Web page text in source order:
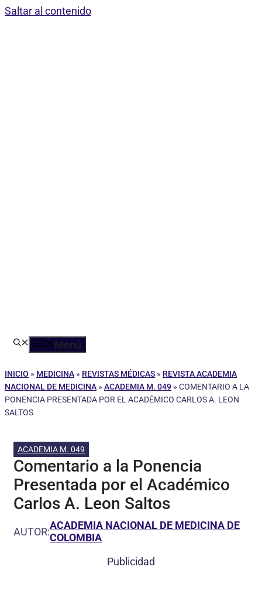
Saltar al contenido
Menú
INICIO » MEDICINA » REVISTAS MÉDICAS » REVISTA ACADEMIA
NACIONAL DE MEDICINA » ACADEMIA M. 049 » COMENTARIO A LA
PONENCIA PRESENTADA POR EL ACADÉMICO CARLOS A. LEON
SALTOS
ACADEMIA M. 049
Comentario a la Ponencia
Presentada por el Académico
Carlos A. Leon Saltos
AUTOR:ACADEMIA NACIONAL DE MEDICINA DE
COLOMBIA
Publicidad